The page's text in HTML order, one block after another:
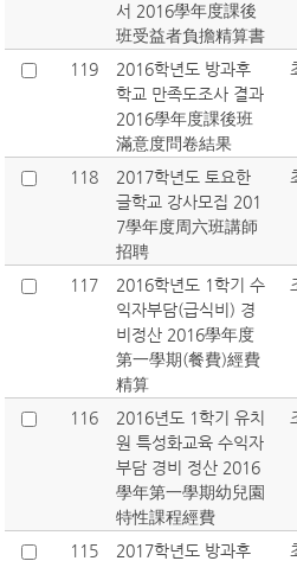
서 2016學年度課後
班受益者負擔精算書
119
2016학년도 방과후
학교 만족도조사 결과
2016學年度課後班
滿意度問卷結果
118
2017학년도 토요한
글학교 강사모집 201
7學年度周六班講師
招聘
117
2016학년도 1학기 수
익자부담(급식비) 경
비정산 2016學年度
第一學期(餐費)經費
精算
116
2016년도 1학기 유치
원 특성화교육 수익자
부담 경비 정산 2016
學年第一學期幼兒園
特性課程經費
115
2017학년도 방과후